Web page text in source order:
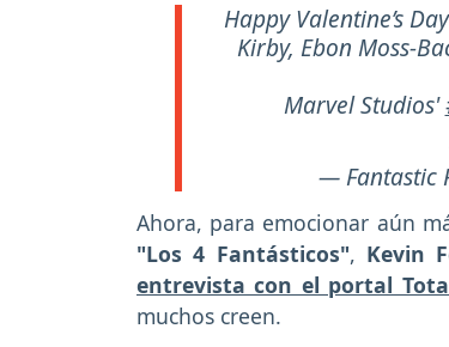
Happy Valentine’s
Kirby, Ebon Moss-
Marvel Studios'
— Fantastic
Ahora, para emocionar aún
"Los 4 Fantásticos", Kevin
entrevista con el portal
muchos creen.